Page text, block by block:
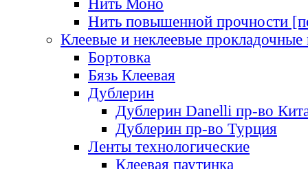
Нить Моно
Нить повышенной прочности
Клеевые и неклеевые прокладочные
Бортовка
Бязь Клеевая
Дублерин
Дублерин Danelli пр-во
Дублерин пр-во Турция
Ленты технологические
Клеевая паутинка